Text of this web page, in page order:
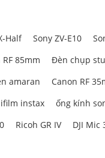
Half Sony ZV-E10
RF 85mm Đèn chụp
amaran Canon RF
instax ống kính
Ricoh GR IV DJI Mic